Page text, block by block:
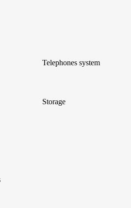
Telephones system
Storage